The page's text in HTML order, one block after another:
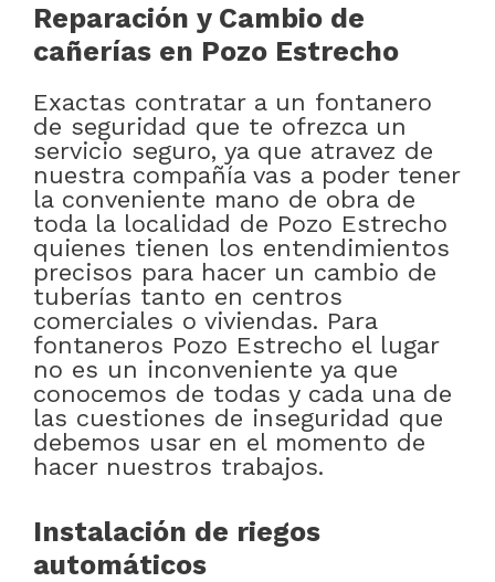
Reparación y Cambio de
cañerías en Pozo Estrecho
Exactas contratar a un fontanero
de seguridad que te ofrezca un
servicio seguro, ya que atravez de
nuestra compañía vas a poder tener
la conveniente mano de obra de
toda la localidad de Pozo Estrecho
quienes tienen los entendimientos
precisos para hacer un cambio de
tuberías tanto en centros
comerciales o viviendas. Para
fontaneros Pozo Estrecho el lugar
no es un inconveniente ya que
conocemos de todas y cada una de
las cuestiones de inseguridad que
debemos usar en el momento de
hacer nuestros trabajos.
Instalación de riegos
automáticos